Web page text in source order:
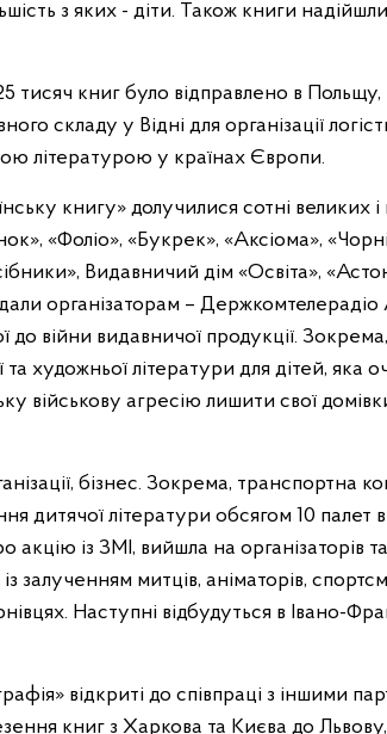
з яких - діти. Також книги
тисяч книг було відправлено в Польщу,
складу у Відні для організації
літературою у країнах Європи.
книгу» долучилися сотні великих
«Фоліо», «Букрек», «Аксіома»,
Видавничий дім «Освіта»,
організаторам –
до війни видавничої продукції.
художньої літератури для дітей, яка
військову агресію лишити свої
бізнес. Зокрема, транспортна
дитячої літератури обсягом 10 палет в
із ЗМІ, вийшла на організаторів
залученням митців, аніматорів,
Наступні відбудуться в Івано-
відкриті до співпраці з іншими
книг з Харкова та Києва до